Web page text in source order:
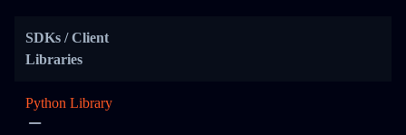
SDKs / Client
Libraries
Python Library